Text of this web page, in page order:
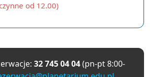
od 12.00)
32 745 04 04(pn-pt 8:00-